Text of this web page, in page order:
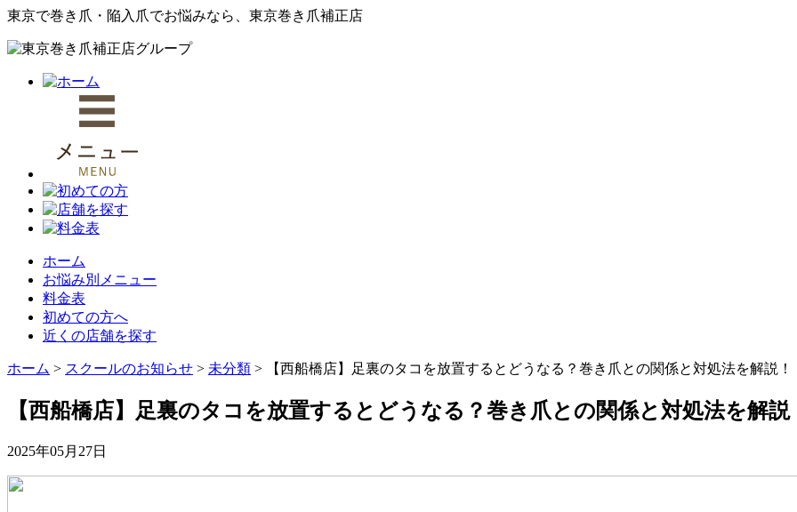
東京で巻き爪・陥入爪でお悩みなら、東京巻き爪補正店
ホーム
お悩み別メニュー
料金表
初めての方へ
近くの店舗を探す
ホーム > スクールのお知らせ > 未分類 > 【西船橋店】足裏のタコを放置するとどうなる？巻き爪との関係と対処法を解説！
【西船橋店】足裏のタコを放置するとどうなる？巻き爪との関係と対処法を解説
2025年05月27日